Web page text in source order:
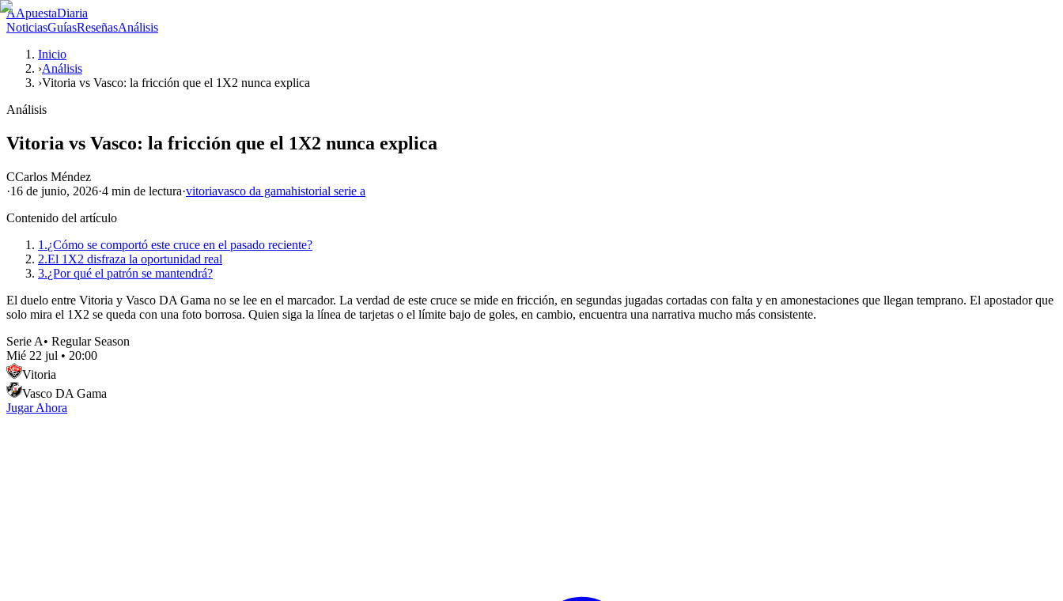
AApuestaDiaria
NoticiasGuíasReseñasAnálisis
Inicio
›Análisis
›Vitoria vs Vasco: la fricción que el 1X2 nunca explica
Análisis
Vitoria vs Vasco: la fricción que el 1X2 nunca explica
CCarlos Méndez
·16 de junio, 2026·4 min de lectura·vitoriavasco da gamahistorial serie a
Contenido del artículo
1.¿Cómo se comportó este cruce en el pasado reciente?
2.El 1X2 disfraza la oportunidad real
3.¿Por qué el patrón se mantendrá?
El duelo entre Vitoria y Vasco DA Gama no se lee en el marcador. La verdad de este cruce se mide en fricción, en segundas jugadas cortadas con falta y en amonestaciones que llegan temprano. El apostador que
solo mira el 1X2 se queda con una foto borrosa. Quien siga la línea de tarjetas o el límite bajo de goles, en cambio, encuentra una narrativa mucho más consistente.
Serie A• Regular Season
Mié 22 jul • 20:00
Vitoria
Vasco DA Gama
Jugar Ahora